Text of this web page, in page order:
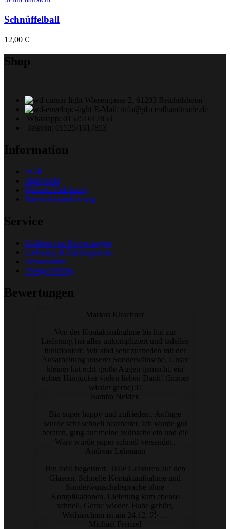
Schnüffelball
12,00 €
Shop
Wiesengasse 2, 61203 Reichelsheim
E-Mail: info@placeofhandmade.de
Whatsapp: 015251617853
Telefon: 01525/1617853
Information
AGB
Impressum
Widerrufsbelehrung
Datenschutzerklärung
Service
Echtheit von Bewertungen
Lieferung & Zahlungsarten
Versandarten
Preisgestaltung
Bewertungen
Markus Kirschner
Von der Kontaktaufnahme bis hin zur
Lieferung hat alles unkompliziert und tadellos
funktioniert! Wir sind sehr zufrieden mit der
Ausarbeitung unserer Sonderwünsche. Unser
kleiner hat echt große Augen gemacht, ein
echter Hingucker vielen lieben Dank! (Immer
wieder gerne)!!!
Samira Neidek
Bin super happy und zufrieden.. Anfrage
wurde sehr schnell bearbeitet. Ich wurde gut
beraten, ging auf meine Wünsche ein und die
Ware wurde super schnell versendet..
Andreas Lehmann
Bin total begeistert. Tolle Gravuren auf den
Gläsern. Schnelle Kontaktaufnahme und
Sonderwunschabsprache ohne
Komplikationen. Lieferung kam ebenso
schnell. Gerne wieder. Habe gehört,
Weihnachten ist am 24.12. 🤣 …
Michael Frenzel